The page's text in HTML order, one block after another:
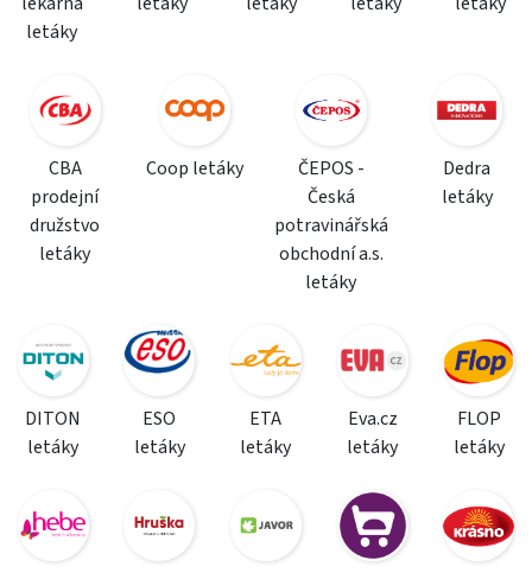
letáky
CBA
prodejní
družstvo
letáky
Coop letáky
ČEPOS -
Česká
potravinářská
obchodní a.s.
letáky
Dedra
letáky
DITON
letáky
ESO
letáky
ETA
letáky
Eva.cz
letáky
FLOP
letáky